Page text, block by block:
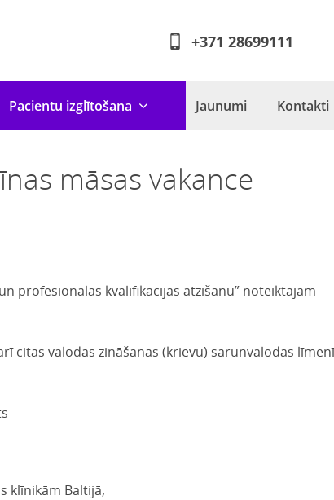
+371 28699111
Pacientu izglītošana Jaunumi Kontakti
māsas vakance
profesionālās kvalifikācijas atzīšanu” noteiktajām
citas valodas zināšanas (krievu) sarunvalodas līmenī
klīnikām Baltijā,